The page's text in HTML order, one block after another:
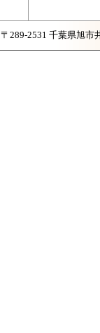
289-2531 千葉県旭市